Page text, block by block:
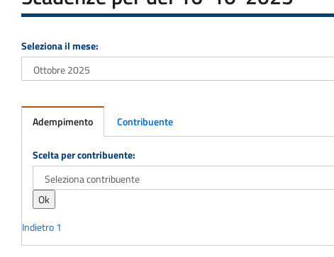
Seleziona il mese:
Adempimento Contribuente
Adempimento
Scelta per contribuente:
Indietro1